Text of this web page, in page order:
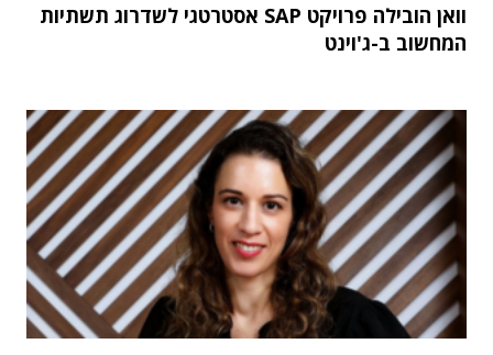
וואן הובילה פרויקט SAP אסטרטגי לשדרוג תשתיות
המחשוב ב-ג'וינט